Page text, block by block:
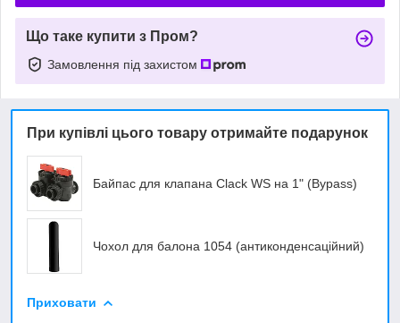
Що таке купити з Пром?
Замовлення під захистом
При купівлі цього товару отримайте подарунок
Байпас для клапана Clack WS на 1" (Bypass)
Чохол для балона 1054 (антиконденсаційний)
Приховати